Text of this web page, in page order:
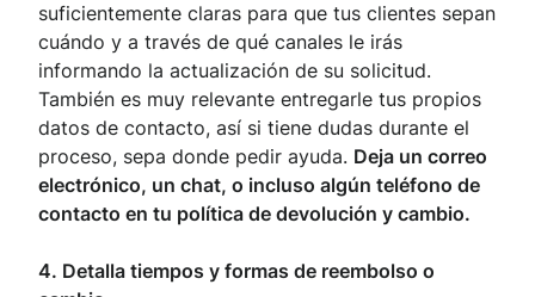
suficientemente claras para que tus clientes sepan
cuándo y a través de qué canales le irás
informando la actualización de su solicitud.
También es muy relevante entregarle tus propios
datos de contacto, así si tiene dudas durante el
proceso, sepa donde pedir ayuda. Deja un correo
electrónico, un chat, o incluso algún teléfono de
contacto en tu política de devolución y cambio.
4. Detalla tiempos y formas de reembolso o